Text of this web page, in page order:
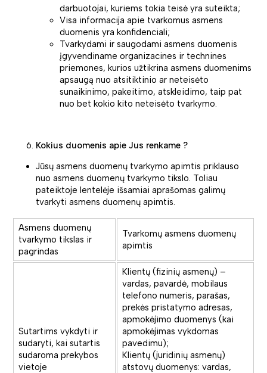
darbuotojai, kuriems tokia teisė yra suteikta;
Visa informacija apie tvarkomus asmens
duomenis yra konfidenciali;
Tvarkydami ir saugodami asmens duomenis
įgyvendiname organizacines ir technines
priemones, kurios užtikrina asmens duomenims
apsaugą nuo atsitiktinio ar neteisėto
sunaikinimo, pakeitimo, atskleidimo, taip pat
nuo bet kokio kito neteisėto tvarkymo.
Kokius duomenis apie Jus renkame ?
Jūsų asmens duomenų tvarkymo apimtis priklauso
nuo asmens duomenų tvarkymo tikslo. Toliau
pateiktoje lentelėje išsamiai aprašomas galimų
tvarkyti asmens duomenų apimtis.
Asmens duomenų
tvarkymo tikslas ir
pagrindas
Tvarkomų asmens duomenų
apimtis
Sutartims vykdyti ir
sudaryti, kai sutartis
sudaroma prekybos
vietoje
Klientų (fizinių asmenų) –
vardas, pavardė, mobilaus
telefono numeris, parašas,
prekės pristatymo adresas,
apmokėjimo duomenys (kai
apmokėjimas vykdomas
pavedimu);
Klientų (juridinių asmenų)
atstovų duomenys: vardas,